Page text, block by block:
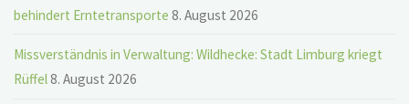
behindert Erntetransporte 8. August 2026
Missverständnis in Verwaltung: Wildhecke: Stadt Limburg kriegt
Rüffel8. August 2026